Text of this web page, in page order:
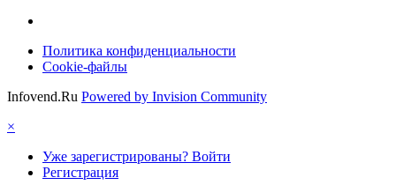
Политика конфиденциальности
Cookie-файлы
Infovend.Ru Powered by Invision Community
×
Уже зарегистрированы? Войти
Регистрация